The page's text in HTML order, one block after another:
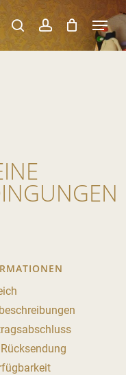
searchaccount
Menu
Close